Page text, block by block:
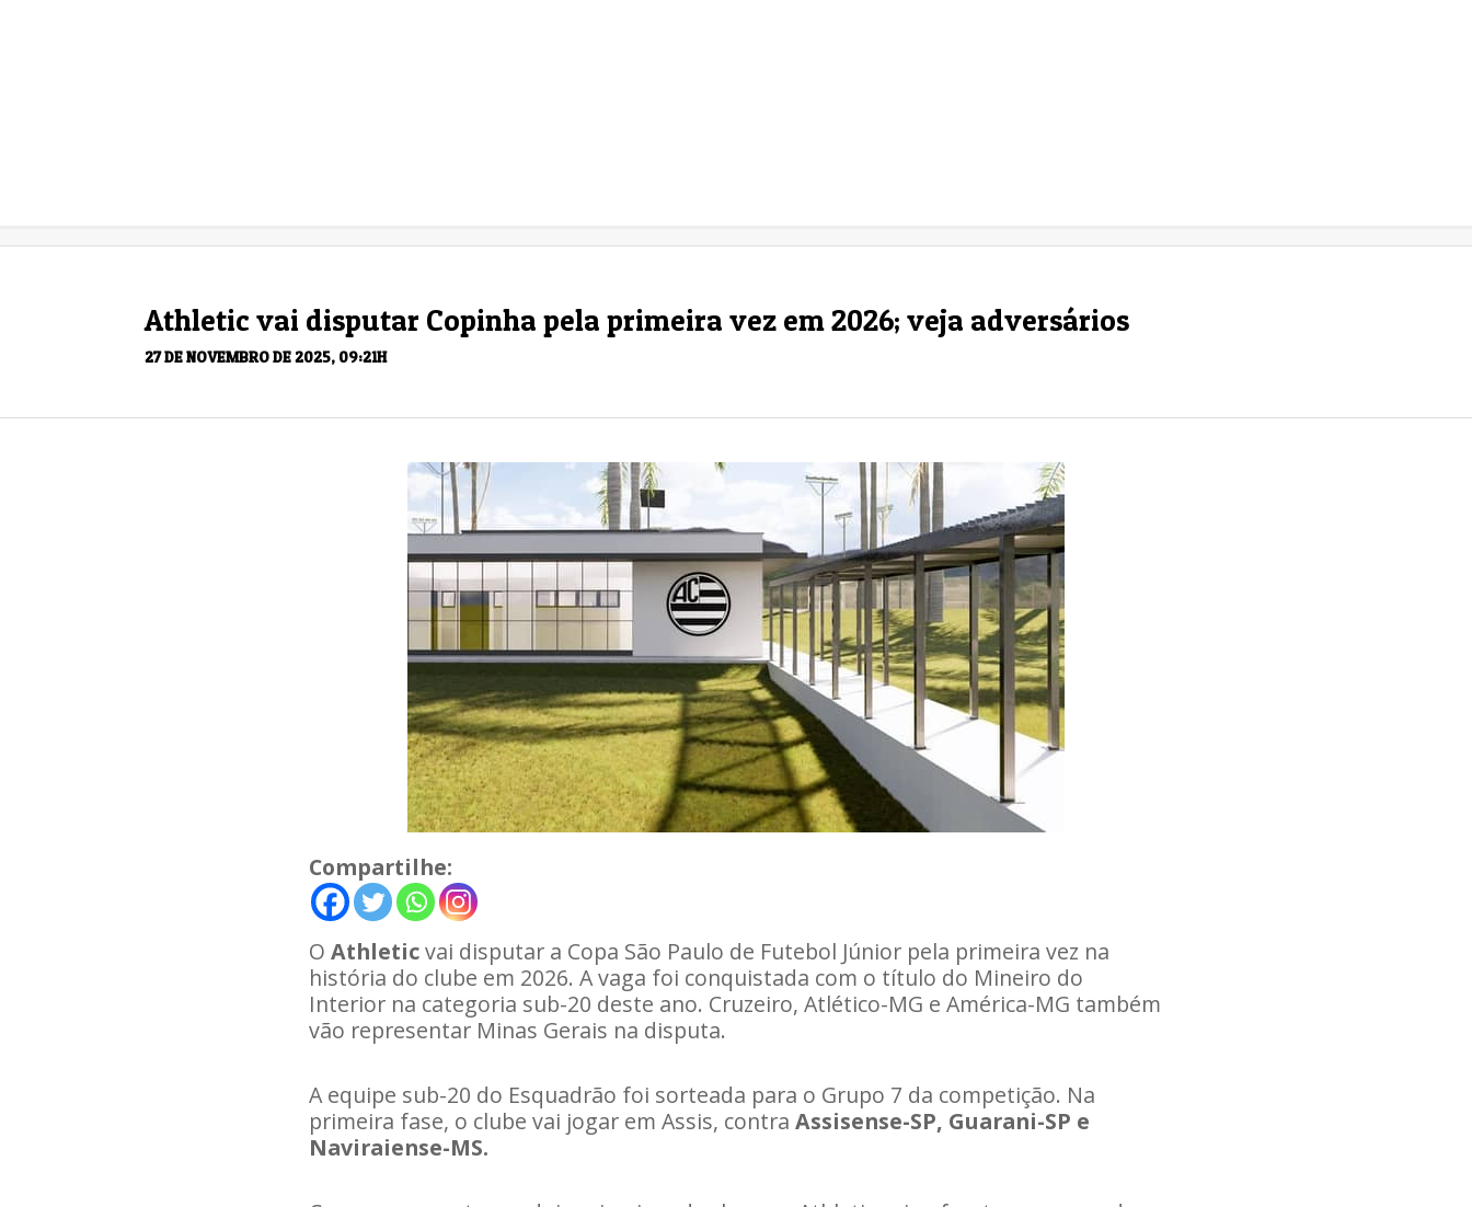
Athletic vai disputar Copinha pela primeira vez em 2026; veja adversários
27 DE NOVEMBRO DE 2025, 09:21H
Compartilhe:
O Athleticvai disputar a Copa São Paulo de Futebol Júnior pela primeira vez na
história do clube em 2026. A vaga foi conquistada com o título do Mineiro do
Interior na categoria sub-20 deste ano. Cruzeiro, Atlético-MG e América-MG também
vão representar Minas Gerais na disputa.
A equipe sub-20 do Esquadrão foi sorteada para o Grupo 7 da competição. Na
primeira fase, o clube vai jogar em Assis, contra Assisense-SP, Guarani-SP e
Naviraiense-MS.